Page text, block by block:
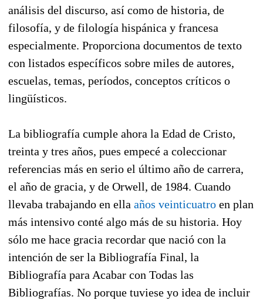
análisis del discurso, así como de historia, de
filosofía, y de filología hispánica y francesa
especialmente. Proporciona documentos de texto
con listados específicos sobre miles de autores,
escuelas, temas, períodos, conceptos críticos o
lingüísticos.
La bibliografía cumple ahora la Edad de Cristo,
treinta y tres años, pues empecé a coleccionar
referencias más en serio el último año de carrera,
el año de gracia, y de Orwell, de 1984. Cuando
llevaba trabajando en ella años veinticuatro en plan
más intensivo conté algo más de su historia. Hoy
sólo me hace gracia recordar que nació con la
intención de ser la Bibliografía Final, la
Bibliografía para Acabar con Todas las
Bibliografías. No porque tuviese yo idea de incluir